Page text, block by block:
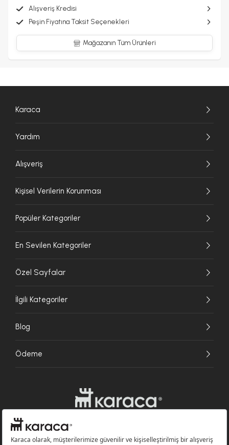
Alışveriş Kredisi
Peşin Fiyatına Taksit Seçenekleri
Mağazanın Tüm Ürünleri
Karaca
Yardım
Alışveriş
Kişisel Verilerin Korunması
Popüler Kategoriler
En Sevilen Kategoriler
Özel Sayfalar
İlgili Kategoriler
Blog
Ödeme